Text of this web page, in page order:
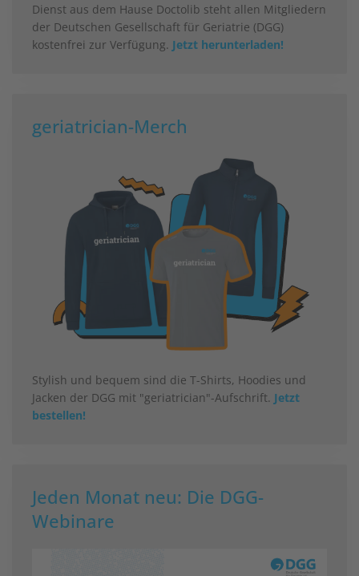
Dienst aus dem Hause Doctolib steht allen Mitgliedern
der Deutschen Gesellschaft für Geriatrie (DGG)
kostenfrei zur Verfügung. Jetzt herunterladen!
geriatrician-Merch
Stylish und bequem sind die T-Shirts, Hoodies und
Jacken der DGG mit "geriatrician"-Aufschrift. Jetzt
bestellen!
Jeden Monat neu: Die DGG-
Webinare